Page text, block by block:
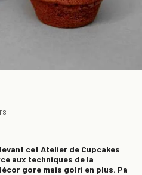
cet Atelier de Cupcakes
aux techniques de la
gore mais golri en plus. Pa